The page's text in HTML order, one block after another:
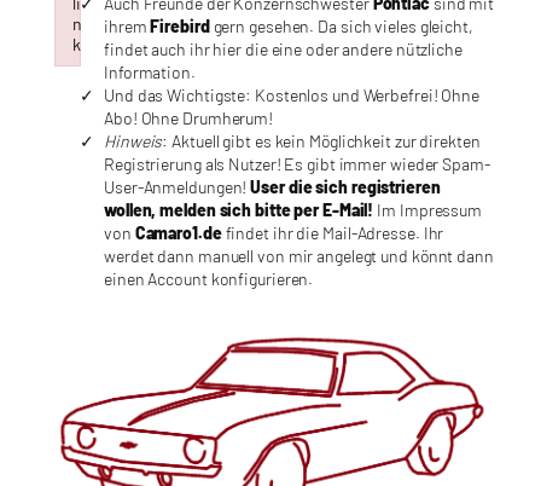
ihremFirebirdgern gesehen. Da sich vieles gleicht,
findet auch ihr hier die eine oder andere nützliche
Information.
Und das Wichtigste: Kostenlos und Werbefrei! Ohne
Abo! Ohne Drumherum!
Hinweis: Aktuell gibt es kein Möglichkeit zur direkten
Registrierung als Nutzer! Es gibt immer wieder Spam-
User-Anmeldungen!User die sich registrieren
wollen, melden sich bitte per E-Mail! Im Impressum
von Camaro1.defindet ihr die Mail-Adresse. Ihr
werdet dann manuell von mir angelegt und könnt dann
einen Account konfigurieren.
n
k
Failed to initialize plugin: wplink